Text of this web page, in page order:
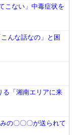
こない」中毒症状を
んな話なの」と困
る「湘南エリアに来
の〇〇〇が送られて